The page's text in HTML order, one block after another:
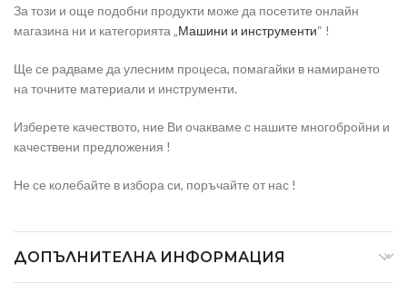
За този и още подобни продукти може да посетите онлайн
магазина ни и категорията „Машини и инструменти“ !
Ще се радваме да улесним процеса, помагайки в намирането
на точните материали и инструменти.
Изберете качеството, ние Ви очакваме с нашите многобройни и
качествени предложения !
Не се колебайте в избора си, поръчайте от нас !
ДОПЪЛНИТЕЛНА ИНФОРМАЦИЯ